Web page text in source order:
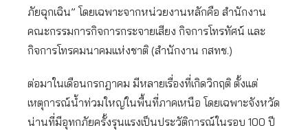
ภัยฉุกเฉิน” โดยเฉพาะจากหน่วยงานหลักคือ สำนักงาน
คณะกรรมการกิจการกระจายเสียง กิจการโทรทัศน์ และ
กิจการโทรคมนาคมแห่งชาติ (สำนักงาน กสทช.)
ต่อมาในเดือนกรกฎาคม มีหลายเรื่องที่เกิดวิกฤติ ตั้งแต่
เหตุการณ์น้ำท่วมใหญ่ในพื้นที่ภาคเหนือ โดยเฉพาะจังหวัด
น่านที่มีอุทกภัยครั้งรุนแรงเป็นประวัติการณ์ในรอบ 100 ปี